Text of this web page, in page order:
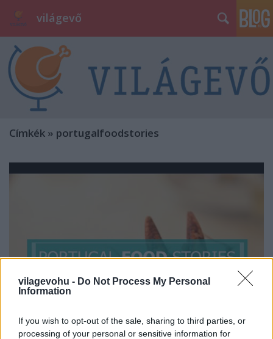
vilagevohu - Do Not Process My Personal
Information
If you wish to opt-out of the sale, sharing to third parties, or
processing of your personal or sensitive information for
világevő
Címkék » portugalfoodstories